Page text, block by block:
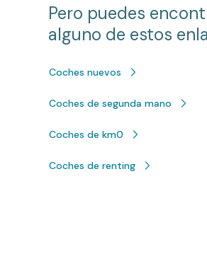
Pero puedes
alguno de estos
Coches nuevos
Coches de segunda mano
Coches de km0
Coches de renting